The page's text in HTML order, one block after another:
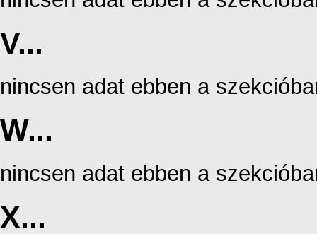
V...
nincsen adat ebben a
W...
nincsen adat ebben a
X...